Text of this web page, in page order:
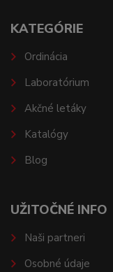
KATEGÓRIE
Ordinácia
Laboratórium
Akčné letáky
Katalógy
Blog
UŽITOČNÉ INFO
Naši partneri
Osobné údaje